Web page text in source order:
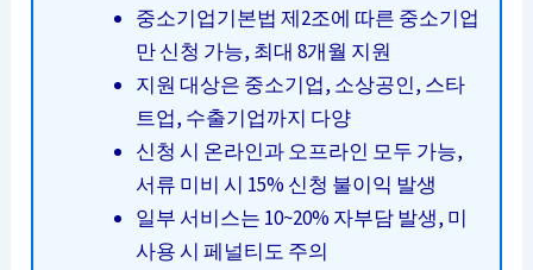
중소기업기본법 제2조에 따른 중소기업
만 신청 가능, 최대 8개월 지원
지원 대상은 중소기업, 소상공인, 스타
트업, 수출기업까지 다양
신청 시 온라인과 오프라인 모두 가능,
서류 미비 시 15% 신청 불이익 발생
일부 서비스는 10~20% 자부담 발생, 미
사용 시 페널티도 주의